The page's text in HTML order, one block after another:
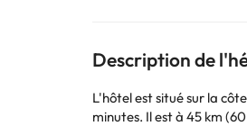
Description de
L'hôtel est situé sur la
minutes. Il est à 45 km